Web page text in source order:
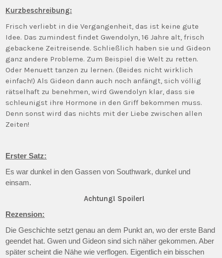
Kurzbeschreibung:
Frisch verliebt in die Vergangenheit, das ist keine gute
Idee. Das zumindest findet Gwendolyn, 16 Jahre alt, frisch
gebackene Zeitreisende. Schließlich haben sie und Gideon
ganz andere Probleme. Zum Beispiel die Welt zu retten.
Oder Menuett tanzen zu lernen. (Beides nicht wirklich
einfach!) Als Gideon dann auch noch anfängt, sich völlig
rätselhaft zu benehmen, wird Gwendolyn klar, dass sie
schleunigst ihre Hormone in den Griff bekommen muss.
Denn sonst wird das nichts mit der Liebe zwischen allen
Zeiten!
Erster Satz:
Es war dunkel in den Gassen von Southwark, dunkel und
einsam.
Achtung! Spoiler!
Rezension:
Die Geschichte setzt genau an dem Punkt an, wo der erste Band
geendet hat. Gwen und Gideon sind sich näher gekommen. Aber
später scheint die Nähe wie verflogen. Eigentlich ein bisschen